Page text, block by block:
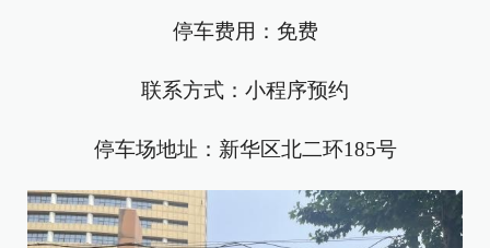
停车费用：免费
联系方式：小程序预约
停车场地址：新华区北二环185号